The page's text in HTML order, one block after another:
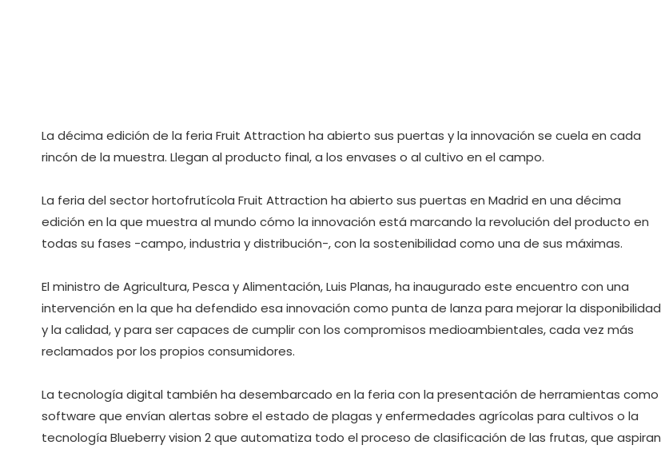
La décima edición de la feria Fruit Attraction ha abierto sus puertas y la innovación se cuela en cada
rincón de la muestra. Llegan al producto final, a los envases o al cultivo en el campo.
La feria del sector hortofrutícola Fruit Attraction ha abierto sus puertas en Madrid en una décima
edición en la que muestra al mundo cómo la innovación está marcando la revolución del producto en
todas su fases -campo, industria y distribución-, con la sostenibilidad como una de sus máximas.
El ministro de Agricultura, Pesca y Alimentación, Luis Planas, ha inaugurado este encuentro con una
intervención en la que ha defendido esa innovación como punta de lanza para mejorar la disponibilidad
y la calidad, y para ser capaces de cumplir con los compromisos medioambientales, cada vez más
reclamados por los propios consumidores.
La tecnología digital también ha desembarcado en la feria con la presentación de herramientas como
software que envían alertas sobre el estado de plagas y enfermedades agrícolas para cultivos o la
tecnología Blueberry vision 2 que automatiza todo el proceso de clasificación de las frutas, que aspiran